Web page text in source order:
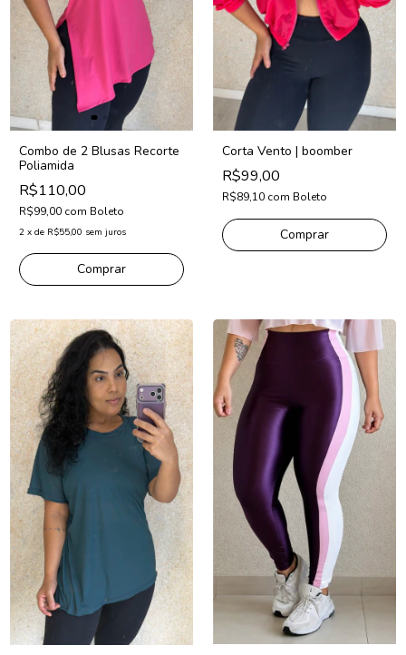
Combo de 2 Blusas Recorte
Poliamida
R$110,00
R$99,00 com Boleto
2 x de R$55,00 sem juros
Comprar
Corta Vento | boomber
R$99,00
R$89,10 com Boleto
Comprar